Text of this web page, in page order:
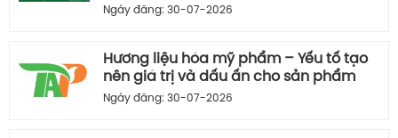
Ngày đăng: 30-07-2026
Hương liệu hóa mỹ phẩm – Yếu tố tạo
nên giá trị và dấu ấn cho sản phẩm
Ngày đăng: 30-07-2026